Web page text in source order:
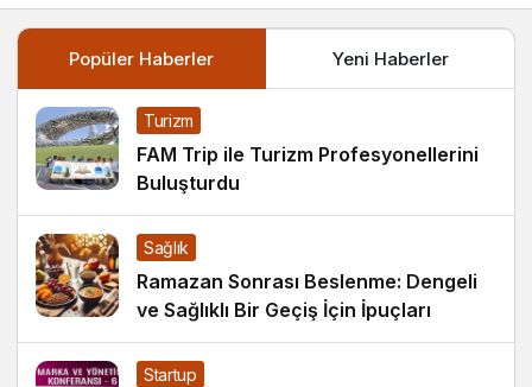
Popüler Haberler Yeni Haberler
Turizm
FAM Trip ile Turizm Profesyonellerini
Buluşturdu
Sağlık
Ramazan Sonrası Beslenme: Dengeli
ve Sağlıklı Bir Geçiş İçin İpuçları
Startup